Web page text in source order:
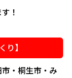
！
り】
・桐生市・み